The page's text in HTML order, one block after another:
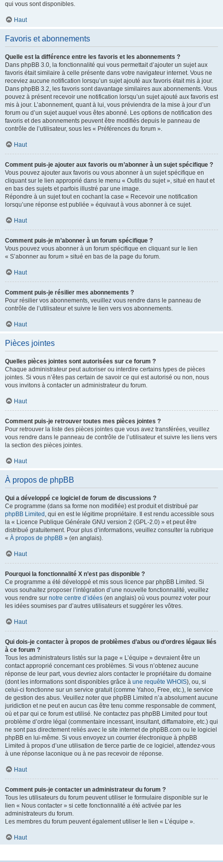
qui vous sont disponibles.
Haut
Favoris et abonnements
Quelle est la différence entre les favoris et les abonnements ?
Dans phpBB 3.0, la fonctionnalité qui vous permettait d’ajouter un sujet aux
favoris était similaire à celle présente dans votre navigateur internet. Vous ne
receviez aucune notification lorsqu’un sujet ajouté aux favoris était mis à jour.
Dans phpBB 3.2, les favoris sont davantage similaires aux abonnements. Vous
pouvez à présent recevoir une notification lorsqu’un sujet ajouté aux favoris est
mis à jour. L’abonnement, quant à lui, vous préviendra de la mise à jour d’un
forum ou d’un sujet auquel vous êtes abonné. Les options de notification des
favoris et des abonnements peuvent être modifiés depuis le panneau de
contrôle de l’utilisateur, sous les « Préférences du forum ».
Haut
Comment puis-je ajouter aux favoris ou m’abonner à un sujet spécifique ?
Vous pouvez ajouter aux favoris ou vous abonner à un sujet spécifique en
cliquant sur le lien approprié dans le menu « Outils du sujet », situé en haut et
en bas des sujets et parfois illustré par une image.
Répondre à un sujet tout en cochant la case « Recevoir une notification
lorsqu’une réponse est publiée » équivaut à vous abonner à ce sujet.
Haut
Comment puis-je m’abonner à un forum spécifique ?
Vous pouvez vous abonner à un forum spécifique en cliquant sur le lien
« S’abonner au forum » situé en bas de la page du forum.
Haut
Comment puis-je résilier mes abonnements ?
Pour résilier vos abonnements, veuillez vous rendre dans le panneau de
contrôle de l’utilisateur et suivre le lien vers vos abonnements.
Haut
Pièces jointes
Quelles pièces jointes sont autorisées sur ce forum ?
Chaque administrateur peut autoriser ou interdire certains types de pièces
jointes. Si vous n’êtes pas certain de savoir ce qui est autorisé ou non, nous
vous invitons à contacter un administrateur du forum.
Haut
Comment puis-je retrouver toutes mes pièces jointes ?
Pour retrouver la liste des pièces jointes que vous avez transférées, veuillez
vous rendre dans le panneau de contrôle de l’utilisateur et suivre les liens vers
la section des pièces jointes.
Haut
À propos de phpBB
Qui a développé ce logiciel de forum de discussions ?
Ce programme (dans sa forme non modifiée) est produit et distribué par
phpBB Limited , qui en est le légitime propriétaire. Il est rendu accessible sous
la « Licence Publique Générale GNU version 2 (GPL-2.0) » et peut être
distribué gratuitement. Pour plus d’informations, veuillez consulter la rubrique
« À propos de phpBB » (en anglais).
Haut
Pourquoi la fonctionnalité X n’est pas disponible ?
Ce programme a été développé et mis sous licence par phpBB Limited. Si
vous souhaitez proposer l’intégration d’une nouvelle fonctionnalité, veuillez
vous rendre sur notre centre d’idées (en anglais) où vous pourrez voter pour
les idées soumises par d’autres utilisateurs et suggérer les vôtres.
Haut
Qui dois-je contacter à propos de problèmes d’abus ou d’ordres légaux liés
à ce forum ?
Tous les administrateurs listés sur la page « L’équipe » devraient être un
contact approprié concernant ces problèmes. Si vous n’obtenez aucune
réponse de leur part, vous devriez alors contacter le propriétaire du domaine
(dont les informations sont disponibles grâce à une requête WHOIS), ou, si
celui-ci fonctionne sur un service gratuit (comme Yahoo, Free, etc.), le service
de gestion des abus. Veuillez noter que phpBB Limited n’a absolument aucune
juridiction et ne peut en aucun cas être tenu comme responsable de comment,
où et par qui ce forum est utilisé. Ne contactez pas phpBB Limited pour tout
problème d’ordre légal (commentaire incessant, insultant, diffamatoire, etc.) qui
ne sont pas directement reliés avec le site internet de phpBB.com ou le logiciel
phpBB en lui-même. Si vous envoyez un courrier électronique à phpBB
Limited à propos d’une utilisation de tierce partie de ce logiciel, attendez-vous
à une réponse laconique ou à ne pas recevoir de réponse.
Haut
Comment puis-je contacter un administrateur du forum ?
Tous les utilisateurs du forum peuvent utiliser le formulaire disponible sur le
lien « Nous contacter » si cette fonctionnalité a été activée par les
administrateurs du forum.
Les membres du forum peuvent également utiliser le lien « L’équipe ».
Haut